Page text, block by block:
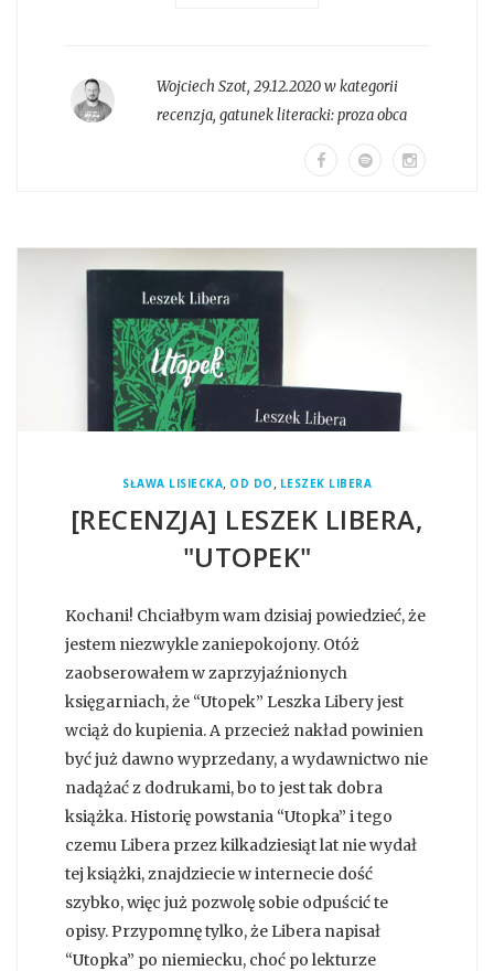
Wojciech Szot, 29.12.2020 w kategorii
recenzja, gatunek literacki:proza obca
SŁAWA LISIECKA, OD DO , LESZEK LIBERA
[RECENZJA] LESZEK LIBERA,
"UTOPEK"
Kochani! Chciałbym wam dzisiaj powiedzieć, że
jestem niezwykle zaniepokojony. Otóż
zaobserowałem w zaprzyjaźnionych
księgarniach, że “Utopek” Leszka Libery jest
wciąż do kupienia. A przecież nakład powinien
być już dawno wyprzedany, a wydawnictwo nie
nadążać z dodrukami, bo to jest tak dobra
książka. Historię powstania “Utopka” i tego
czemu Libera przez kilkadziesiąt lat nie wydał
tej książki, znajdziecie w internecie dość
szybko, więc już pozwolę sobie odpuścić te
opisy. Przypomnę tylko, że Libera napisał
“Utopka” po niemiecku, choć po lekturze